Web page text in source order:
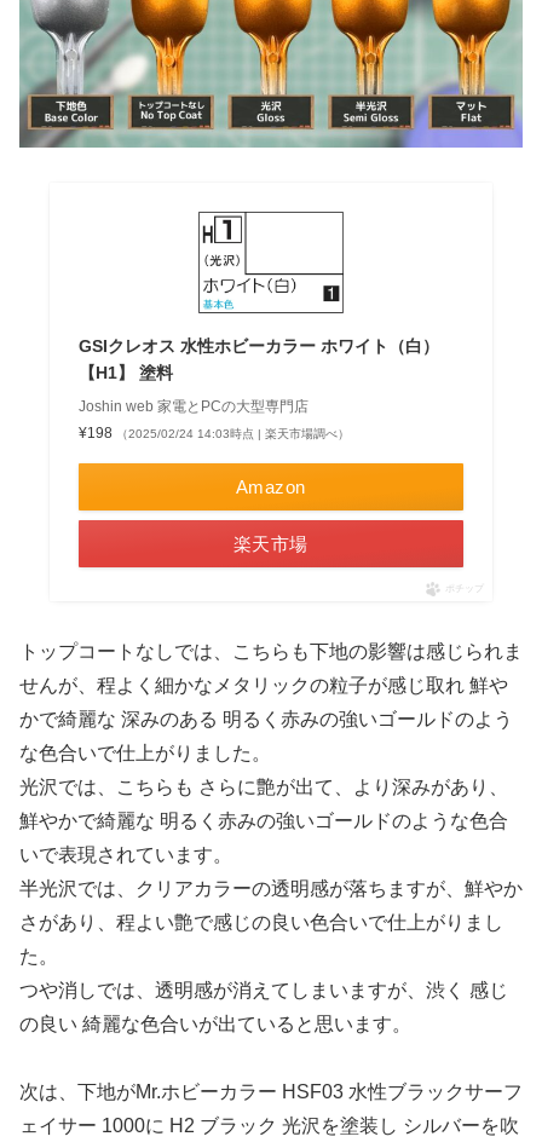
GSIクレオス 水性ホビーカラー ホワイト（白）
【H1】 塗料
Joshin web 家電とPCの大型専門店
¥198
（2025/02/24 14:03時点 | 楽天市場調べ）
Amazon
楽天市場
ポチップ
トップコートなしでは、こちらも下地の影響は感じられま
せんが、程よく細かなメタリックの粒子が感じ取れ 鮮や
かで綺麗な 深みのある 明るく赤みの強いゴールドのよう
な色合いで仕上がりました。
光沢では、こちらも さらに艶が出て、より深みがあり、
鮮やかで綺麗な 明るく赤みの強いゴールドのような色合
いで表現されています。
半光沢では、クリアカラーの透明感が落ちますが、鮮やか
さがあり、程よい艶で感じの良い色合いで仕上がりまし
た。
つや消しでは、透明感が消えてしまいますが、渋く 感じ
の良い 綺麗な色合いが出ていると思います。
次は、下地がMr.ホビーカラー HSF03 水性ブラックサーフ
ェイサー 1000に H2 ブラック 光沢を塗装し シルバーを吹